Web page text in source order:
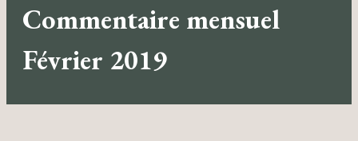
Commentaire mensuel
Février 2019